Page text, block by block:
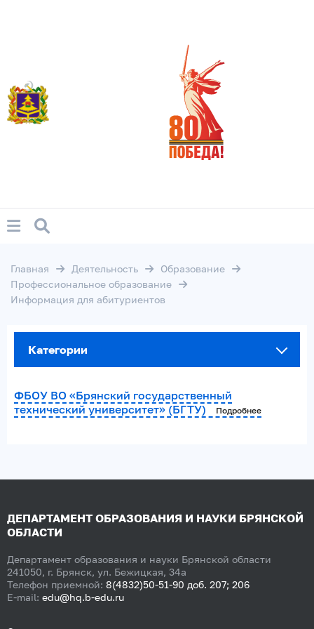
Главная Деятельность
Образование
Профессиональное образование
Информация для абитуриентов
Категории
ФБОУ ВО «Брянский государственный
технический университет» (БГТУ)
Подробнее
ДЕПАРТАМЕНТ ОБРАЗОВАНИЯ И НАУКИ БРЯНСКОЙ
ОБЛАСТИ
Департамент образования и науки Брянской области
241050, г. Брянск, ул. Бежицкая, 34а
Телефон приемной: 8(4832)50-51-90 доб. 207; 206
E-mail: edu@hq.b-edu.ru